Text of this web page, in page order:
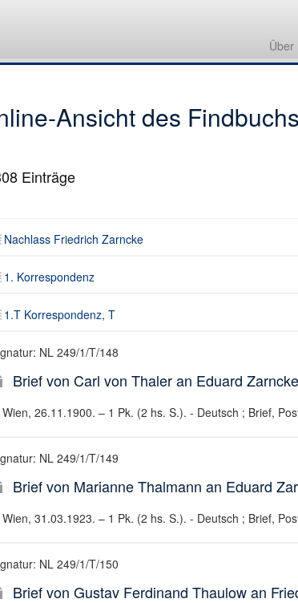
Über
Ansicht des Findbuchs
Einträge
Nachlass Friedrich Zarncke
1. Korrespondenz
1.T Korrespondenz, T
NL 249/1/T/148
Brief von Carl von Thaler an Eduard
Wien, 26.11.1900. – 1 Pk. (2 hs. S.). - Deutsch ; Brief,
NL 249/1/T/149
Brief von Marianne Thalmann an Eduard
Wien, 31.03.1923. – 1 Pk. (2 hs. S.). - Deutsch ; Brief,
NL 249/1/T/150
Brief von Gustav Ferdinand Thaulow an